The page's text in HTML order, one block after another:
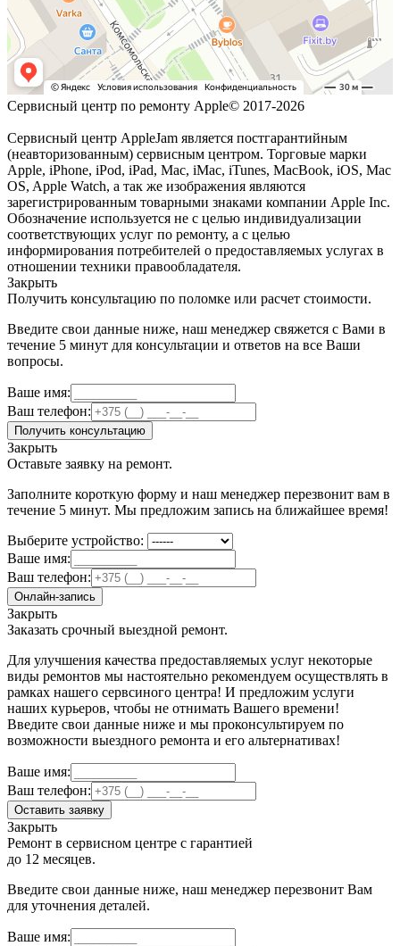
Сервисный центр по ремонту Apple© 2017-2026
Сервисный центр AppleJam является постгарантийным
(неавторизованным) сервисным центром. Торговые марки
Apple, iPhone, iPod, iPad, Mac, iMac, iTunes, MacBook, iOS, Mac
OS, Apple Watch, а так же изображения являются
зарегистрированным товарными знаками компании Apple Inc.
Обозначение используется не с целью индивидуализации
соответствующих услуг по ремонту, а с целью
информирования потребителей о предоставляемых услугах в
отношении техники правообладателя.
Закрыть
Получить консультацию по поломке или расчет стоимости.
Введите свои данные ниже, наш менеджер свяжется с Вами в
течение 5 минут для консультации и ответов на все Ваши
вопросы.
Ваше имя:
Ваш телефон:
Получить консультацию
Закрыть
Оставьте заявку на ремонт.
Заполните короткую форму и наш менеджер перезвонит вам в
течение 5 минут. Мы предложим запись на ближайшее время!
Выберите устройство:
Ваше имя:
Ваш телефон:
Онлайн-запись
Закрыть
Заказать срочный выездной ремонт.
Для улучшения качества предоставляемых услуг некоторые
виды ремонтов мы настоятельно рекомендуем осуществлять в
рамках нашего сервсиного центра! И предложим услуги
наших курьеров, чтобы не отнимать Вашего времени!
Введите свои данные ниже и мы проконсультируем по
возможности выездного ремонта и его альтернативах!
Ваше имя:
Ваш телефон:
Оставить заявку
Закрыть
Ремонт в сервисном центре с гарантией
до 12 месяцев.
Введите свои данные ниже, наш менеджер перезвонит Вам
для уточнения деталей.
Ваше имя: